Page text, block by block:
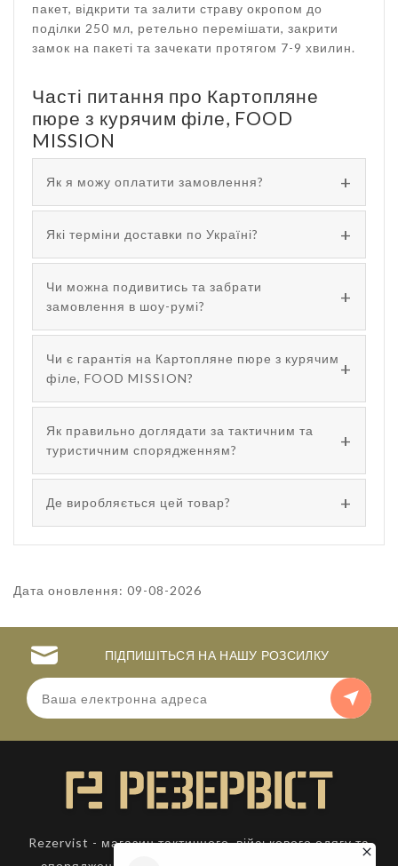
пакет, відкрити та залити страву окропом до
поділки 250 мл, ретельно перемішати, закрити
замок на пакеті та зачекати протягом 7-9 хвилин.
Часті питання про Картопляне
пюре з курячим філе, FOOD
MISSION
Як я можу оплатити замовлення?
Які терміни доставки по Україні?
Чи можна подивитись та забрати
замовлення в шоу-румі?
Чи є гарантія на Картопляне пюре з курячим
філе, FOOD MISSION?
Як правильно доглядати за тактичним та
туристичним спорядженням?
Де виробляється цей товар?
Дата оновлення: 09-08-2026
ПІДПИШІТЬСЯ НА НАШУ РОЗСИЛКУ
Rezervist - магазин тактичного, військового одягу та